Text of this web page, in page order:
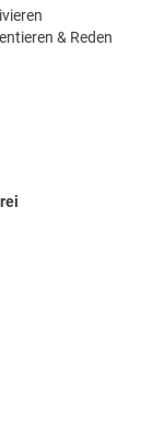
& Reden